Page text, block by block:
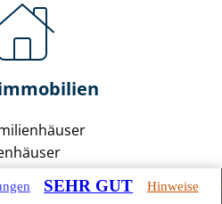
SEHR GUT Hinweise